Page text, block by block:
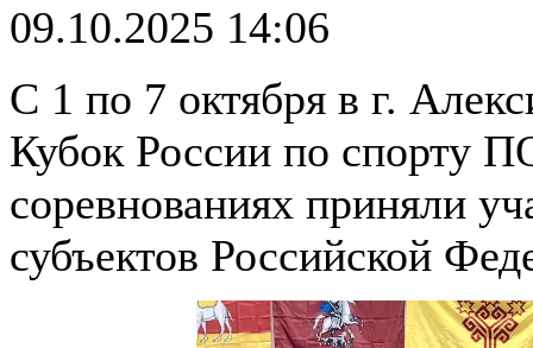
09.10.2025 14:06
С 1 по 7 октября в г.
Кубок России по спорту
соревнованиях приняли
субъектов Российской